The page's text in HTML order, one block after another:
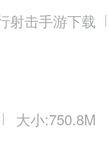
射击手游下载
大小:750.8M